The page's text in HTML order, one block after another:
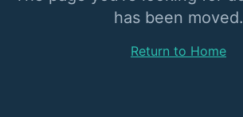
has been moved.
Return to Home